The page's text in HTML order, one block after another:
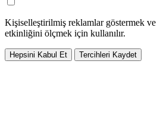
Kişiselleştirilmiş reklamlar göstermek ve
etkinliğini ölçmek için kullanılır.
Hepsini Kabul Et Tercihleri Kaydet